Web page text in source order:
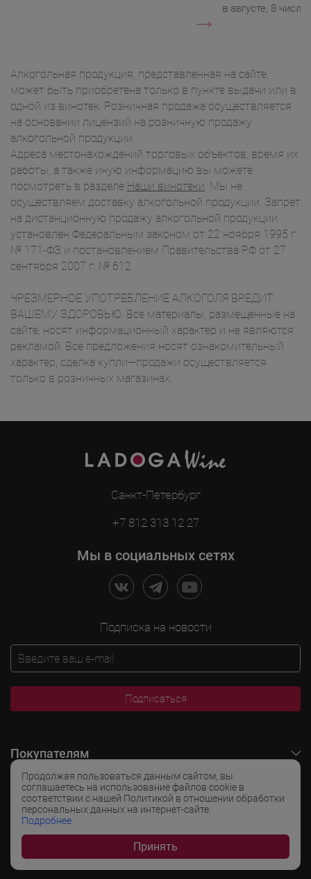
в августе, 8 числа.
Продолжая пользоваться данным сайтом, вы
соглашаетесь на использование файлов cookie в
соответствии с нашей Политикой в отношении обработки
персональных данных на интернет-сайте.
Подробнее
Принять
Алкогольная продукция, представленная на сайте,
может быть приобретена только в пункте выдачи или в
одной из винотек. Розничная продажа осуществляется
на основании лицензий на розничную продажу
алкогольной продукции.
Адреса местонахождений торговых объектов, время их
работы, а также иную информацию вы можете
посмотреть в разделе Наши винотеки. Мы не
осуществляем доставку алкогольной продукции. Запрет
на дистанционную продажу алкогольной продукции
установлен Федеральным законом от 22 ноября 1995 г.
№ 171-ФЗ и постановлением Правительства РФ от 27
сентября 2007 г. № 612.
ЧРЕЗМЕРНОЕ УПОТРЕБЛЕНИЕ АЛКОГОЛЯ ВРЕДИТ
ВАШЕМУ ЗДОРОВЬЮ. Все материалы, размещенные на
сайте, носят информационный характер и не являются
рекламой. Все предложения носят ознакомительный
характер, сделка купли—продажи осуществляется
только в розничных магазинах.
Санкт-Петербург
+7 812 313 12 27
Мы в социальных сетях
Подписка на новости
Подписаться
Покупателям
O LADOGA Wine
Интересные разделы
Популярные разделы